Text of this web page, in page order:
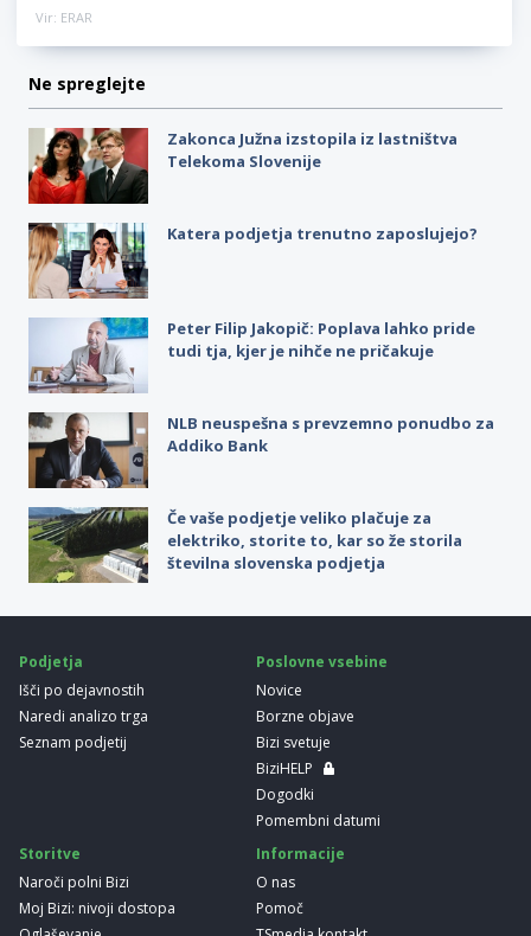
Vir: ERAR
Ne spreglejte
Zakonca Južna izstopila iz lastništva
Telekoma Slovenije
Katera podjetja trenutno zaposlujejo?
Peter Filip Jakopič: Poplava lahko pride
tudi tja, kjer je nihče ne pričakuje
NLB neuspešna s prevzemno ponudbo za
Addiko Bank
Če vaše podjetje veliko plačuje za
elektriko, storite to, kar so že storila
številna slovenska podjetja
Podjetja
Išči po dejavnostih
Naredi analizo trga
Seznam podjetij
Poslovne vsebine
Novice
Borzne objave
Bizi svetuje
BiziHELP
Dogodki
Pomembni datumi
Storitve
Naroči polni Bizi
Moj Bizi: nivoji dostopa
Informacije
O nas
Pomoč